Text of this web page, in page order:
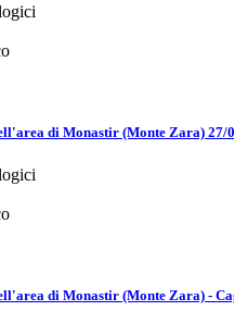
di Monastir (Monte Zara) 27/
di Monastir (Monte Zara) -